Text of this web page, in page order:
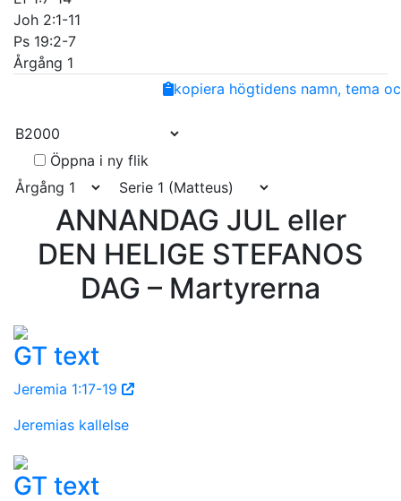
Joh 2:1-11
Ps 19:2-7
Årgång 1
EmailCopy
kopiera högtidens namn, tema
Öppna i ny flik
ANNANDAG JUL eller
DEN HELIGE STEFANOS
DAG – Martyrerna
GT text
Jeremia 1:17-19
Jeremias kallelse
GT text